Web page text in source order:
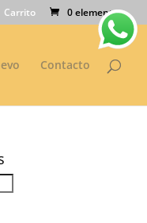
Carrito 0 elementos
Contacto